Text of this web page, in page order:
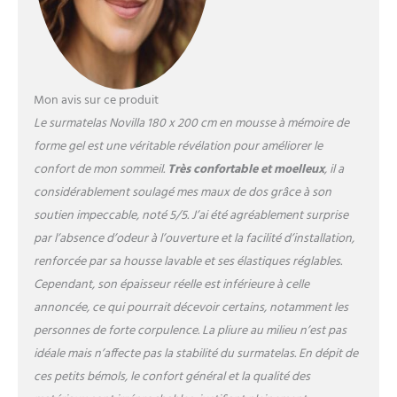
antidérapantes, ce qui
augmente la friction. Même
si vous roulez librement sur
Confortable】 L'intérieur du
Novilla surmatelas 180x200
cm est composé d'une
mousse à mémoire de forme
en gel et d'une mousse
confortable. La mousse à
mémoire de forme en gel
peut absorber l'excès de
chaleur du corps,
permettant au corps de
maintenir une température
confortable pendant le
sommeil. La mousse
confortable épaisse offre un
meilleur soutien au corps,
Mon avis sur ce produit
Le surmatelas Novilla 180 x 200 cm en mousse à mémoire de
forme gel est une véritable révélation pour améliorer le
confort de mon sommeil. Très confortable et moelleux, il a
considérablement soulagé mes maux de dos grâce à son
soutien impeccable, noté 5/5. J’ai été agréablement surprise
par l’absence d’odeur à l’ouverture et la facilité d’installation,
renforcée par sa housse lavable et ses élastiques réglables.
Cependant, son épaisseur réelle est inférieure à celle
annoncée, ce qui pourrait décevoir certains, notamment les
personnes de forte corpulence. La pliure au milieu n’est pas
idéale mais n’affecte pas la stabilité du surmatelas. En dépit de
ces petits bémols, le confort général et la qualité des